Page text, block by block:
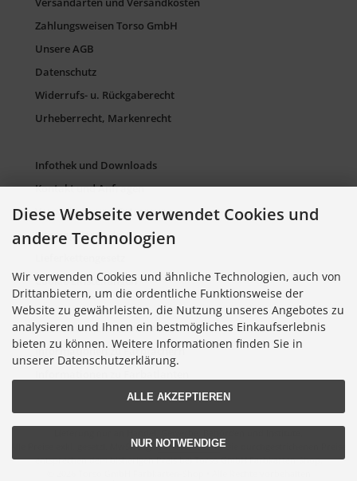
Zahlungsweisen Torso GmbH
Unsere AGB
Datenschutz
Widerrufs- u. Rückgaberecht
Urheberrecht, Markenrecht
Infothek und Downloads
Kontakt und Anfragen
Verpackung und Entsorgung
Sitemap Torso.de
Cookie Einstellungen
Informationen zu Farbkarten
Informationen zu Farbfächern
Alle Preise exkl. gesetzl. MwSt. zzgl.Versandkosten. Die durchgestrichenen Preise
entsprechen dem bisherigen Preis bei Torso GmbH Farbkarten-Shop.
Diese Webseite verwendet Cookies und
andere Technologien
Wir verwenden Cookies und ähnliche Technologien, auch von
Drittanbietern, um die ordentliche Funktionsweise der
Website zu gewährleisten, die Nutzung unseres Angebotes zu
analysieren und Ihnen ein bestmögliches Einkaufserlebnis
bieten zu können. Weitere Informationen finden Sie in
unserer Datenschutzerklärung.
ALLE AKZEPTIEREN
NUR NOTWENDIGE